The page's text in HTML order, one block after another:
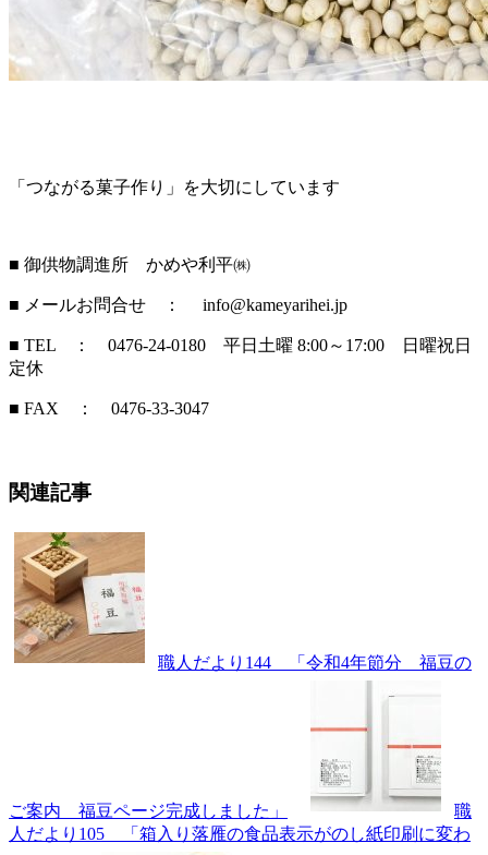
「つながる菓子作り」を大切にしています
■ 御供物調進所 かめや利平㈱
■ メールお問合せ ： info@kameyarihei.jp
■ TEL ： 0476-24-0180 平日土曜 8:00～17:00 日曜祝日
定休
■ FAX ： 0476-33-3047
関連記事
職人だより144 「令和4年節分 福豆の
ご案内 福豆ページ完成しました」
職
人だより105 「箱入り落雁の食品表示がのし紙印刷に変わ